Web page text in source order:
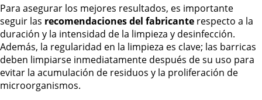
Para asegurar los mejores resultados, es importante
seguir las recomendaciones del fabricante respecto a la
duración y la intensidad de la limpieza y desinfección.
Además, la regularidad en la limpieza es clave; las barricas
deben limpiarse inmediatamente después de su uso para
evitar la acumulación de residuos y la proliferación de
microorganismos.